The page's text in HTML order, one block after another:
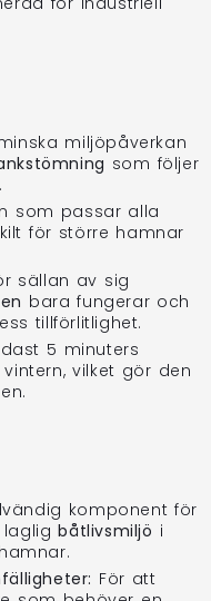
miljöpåverkan
som följer
som passar alla
för större hamnar
sällan av sig
bara fungerar och
tillförlitlighet.
5 minuters
vilket gör den
komponent för
lagligbåtlivsmiljö i
För att